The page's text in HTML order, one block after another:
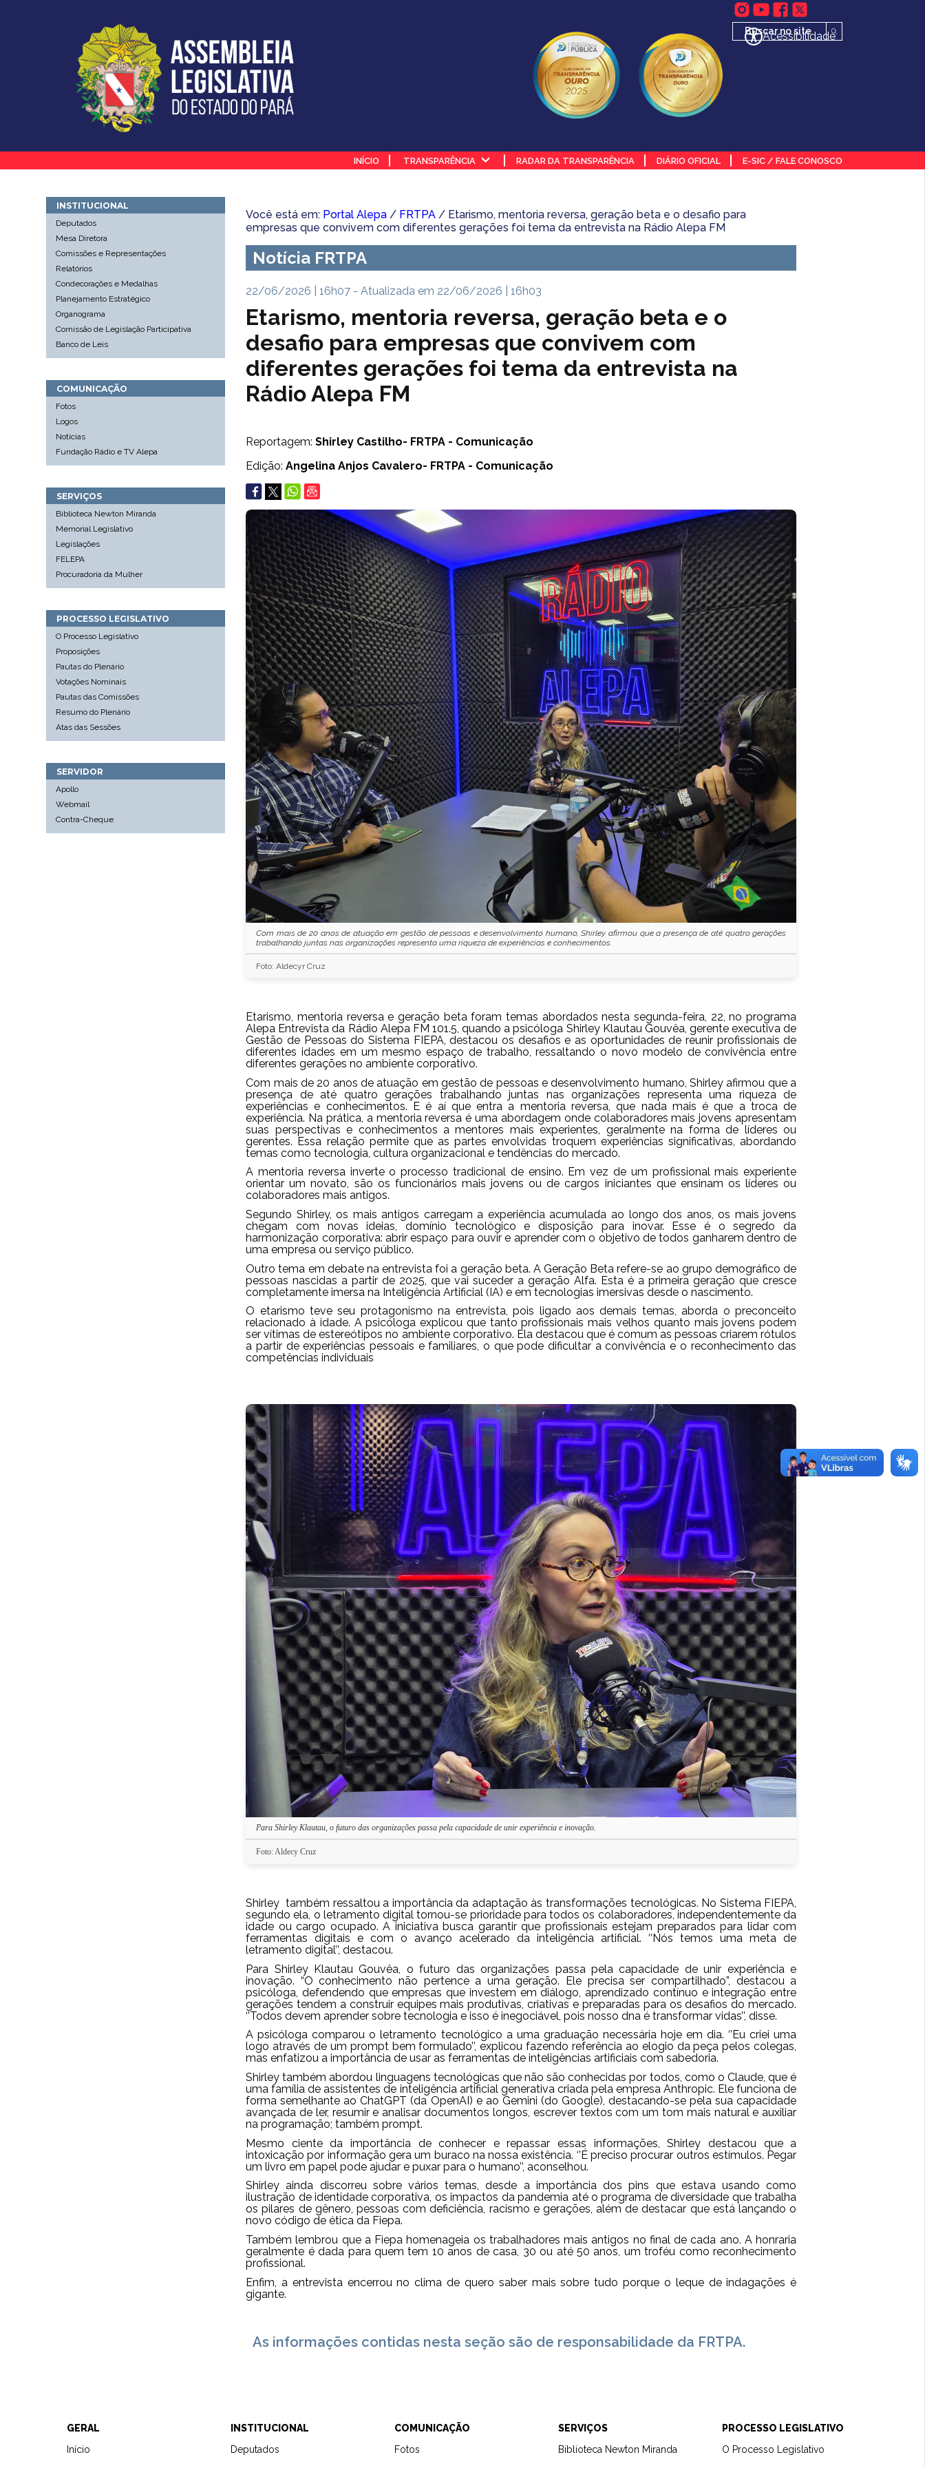
Acessibilidade
INÍCIO TRANSPARÊNCIA RADAR DA TRANSPARÊNCIA DIÁRIO OFICIAL E-SIC / FALE CONOSCO
INSTITUCIONAL
Deputados
Mesa Diretora
Comissões e Representações
Relatórios
Condecorações e Medalhas
Planejamento Estratégico
Organograma
Comissão de Legislação Participativa
Banco de Leis
COMUNICAÇÃO
Fotos
Logos
Notícias
Fundação Rádio e TV Alepa
SERVIÇOS
Biblioteca Newton Miranda
Memorial Legislativo
Legislações
FELEPA
Procuradoria da Mulher
PROCESSO LEGISLATIVO
O Processo Legislativo
Proposições
Pautas do Plenário
Votações Nominais
Pautas das Comissões
Resumo do Plenário
Atas das Sessões
SERVIDOR
Apollo
Webmail
Contra-Cheque
Você está em: Portal Alepa / FRTPA / Etarismo, mentoria reversa, geração beta e o desafio para
empresas que convivem com diferentes gerações foi tema da entrevista na Rádio Alepa FM
Notícia FRTPA
22/06/2026 | 16h07 - Atualizada em 22/06/2026 | 16h03
Etarismo, mentoria reversa, geração beta e o
desafio para empresas que convivem com
diferentes gerações foi tema da entrevista na
Rádio Alepa FM
Reportagem:Shirley Castilho- FRTPA - Comunicação
Edição:Angelina Anjos Cavalero- FRTPA - Comunicação
Com mais de 20 anos de atuação em gestão de pessoas e desenvolvimento humano, Shirley afirmou que a presença de até quatro gerações
trabalhando juntas nas organizações representa uma riqueza de experiências e conhecimentos.
Foto: Aldecyr Cruz
Etarismo, mentoria reversa e geração beta foram temas abordados nesta segunda-feira, 22, no programa
Alepa Entrevista da Rádio Alepa FM 101.5, quando a psicóloga Shirley Klautau Gouvêa, gerente executiva de
Gestão de Pessoas do Sistema FIEPA, destacou os desafios e as oportunidades de reunir profissionais de
diferentes idades em um mesmo espaço de trabalho, ressaltando o novo modelo de convivência entre
diferentes gerações no ambiente corporativo.
Com mais de 20 anos de atuação em gestão de pessoas e desenvolvimento humano, Shirley afirmou que a
presença de até quatro gerações trabalhando juntas nas organizações representa uma riqueza de
experiências e conhecimentos. E é aí que entra a mentoria reversa, que nada mais é que a troca de
experiência. Na prática, a mentoria reversa é uma abordagem onde colaboradores mais jovens apresentam
suas perspectivas e conhecimentos a mentores mais experientes, geralmente na forma de líderes ou
gerentes. Essa relação permite que as partes envolvidas troquem experiências significativas, abordando
temas como tecnologia, cultura organizacional e tendências do mercado.
A mentoria reversa inverte o processo tradicional de ensino. Em vez de um profissional mais experiente
orientar um novato, são os funcionários mais jovens ou de cargos iniciantes que ensinam os líderes ou
colaboradores mais antigos.
Segundo Shirley, os mais antigos carregam a experiência acumulada ao longo dos anos, os mais jovens
chegam com novas ideias, domínio tecnológico e disposição para inovar. Esse é o segredo da
harmonização corporativa: abrir espaço para ouvir e aprender com o objetivo de todos ganharem dentro de
uma empresa ou serviço público.
Outro tema em debate na entrevista foi a geração beta. A Geração Beta refere-se ao grupo demográfico de
pessoas nascidas a partir de 2025, que vai suceder a geração Alfa. Esta é a primeira geração que cresce
completamente imersa na Inteligência Artificial (IA) e em tecnologias imersivas desde o nascimento.
O etarismo teve seu protagonismo na entrevista, pois ligado aos demais temas, aborda o preconceito
relacionado à idade. A psicóloga explicou que tanto profissionais mais velhos quanto mais jovens podem
ser vítimas de estereótipos no ambiente corporativo. Ela destacou que é comum as pessoas criarem rótulos
a partir de experiências pessoais e familiares, o que pode dificultar a convivência e o reconhecimento das
competências individuais
Para Shirley Klautau, o futuro das organizações passa pela capacidade de unir experiência e inovação.
Foto: Aldecy Cruz
Shirley também ressaltou a importância da adaptação às transformações tecnológicas. No Sistema FIEPA,
segundo ela, o letramento digital tornou-se prioridade para todos os colaboradores, independentemente da
idade ou cargo ocupado. A iniciativa busca garantir que profissionais estejam preparados para lidar com
ferramentas digitais e com o avanço acelerado da inteligência artificial. ‘’Nós temos uma meta de
letramento digital’’, destacou.
Para Shirley Klautau Gouvêa, o futuro das organizações passa pela capacidade de unir experiência e
inovação. “O conhecimento não pertence a uma geração. Ele precisa ser compartilhado”, destacou a
psicóloga, defendendo que empresas que investem em diálogo, aprendizado contínuo e integração entre
gerações tendem a construir equipes mais produtivas, criativas e preparadas para os desafios do mercado.
‘’Todos devem aprender sobre tecnologia e isso é inegociável, pois nosso dna é transformar vidas’’, disse.
A psicóloga comparou o letramento tecnológico a uma graduação necessária hoje em dia. ‘’Eu criei uma
logo através de um prompt bem formulado’’, explicou fazendo referência ao elogio da peça pelos colegas,
mas enfatizou a importância de usar as ferramentas de inteligências artificiais com sabedoria.
Shirley também abordou linguagens tecnológicas que não são conhecidas por todos, como o Claude, que é
uma família de assistentes de inteligência artificial generativa criada pela empresa Anthropic. Ele funciona de
forma semelhante ao ChatGPT (da OpenAI) e ao Gemini (do Google), destacando-se pela sua capacidade
avançada de ler, resumir e analisar documentos longos, escrever textos com um tom mais natural e auxiliar
na programação; também prompt.
Mesmo ciente da importância de conhecer e repassar essas informações, Shirley destacou que a
intoxicação por informação gera um buraco na nossa existência. ‘’É preciso procurar outros estímulos. Pegar
um livro em papel pode ajudar e puxar para o humano’’, aconselhou.
Shirley ainda discorreu sobre vários temas, desde a importância dos pins que estava usando como
ilustração de identidade corporativa, os impactos da pandemia até o programa de diversidade que trabalha
os pilares de gênero, pessoas com deficiência, racismo e gerações, além de destacar que está lançando o
novo código de ética da Fiepa.
Também lembrou que a Fiepa homenageia os trabalhadores mais antigos no final de cada ano. A honraria
geralmente é dada para quem tem 10 anos de casa, 30 ou até 50 anos, um troféu como reconhecimento
profissional.
Enfim, a entrevista encerrou no clima de quero saber mais sobre tudo porque o leque de indagações é
gigante.
As informações contidas nesta seção são de responsabilidade da FRTPA.
GERAL
Início
INSTITUCIONAL
Deputados
COMUNICAÇÃO
Fotos
SERVIÇOS
Biblioteca Newton Miranda
PROCESSO LEGISLATIVO
O Processo Legislativo